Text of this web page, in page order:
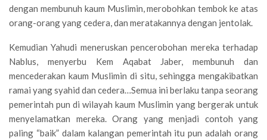
dengan membunuh kaum Muslimin, merobohkan tembok ke atas
orang-orang yang cedera, dan meratakannya dengan jentolak.
Kemudian Yahudi meneruskan pencerobohan mereka terhadap
Nablus, menyerbu Kem Aqabat Jaber, membunuh dan
mencederakan kaum Muslimin di situ, sehingga mengakibatkan
ramai yang syahid dan cedera…Semua ini berlaku tanpa seorang
pemerintah pun di wilayah kaum Muslimin yang bergerak untuk
menyelamatkan mereka. Orang yang menjadi contoh yang
paling “baik” dalam kalangan pemerintah itu pun adalah orang